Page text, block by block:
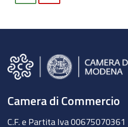
Camera di Commercio
C.F. e Partita Iva 00675070361